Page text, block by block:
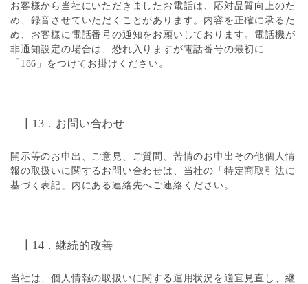
お客様から当社にいただきましたお電話は、応対品質向上のた
め、録音させていただくことがあります。内容を正確に承るた
め、お客様に電話番号の通知をお願いしております。電話機が
非通知設定の場合は、恐れ入りますが電話番号の最初に
「186」をつけてお掛けください。
┃13．お問い合わせ
開示等のお申出、ご意見、ご質問、苦情のお申出その他個人情
報の取扱いに関するお問い合わせは、当社の「特定商取引法に
基づく表記」内にある連絡先へご連絡ください。
┃14．継続的改善
当社は、個人情報の取扱いに関する運用状況を適宜見直し、継